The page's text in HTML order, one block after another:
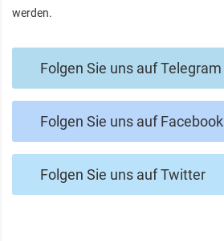
werden.
Folgen Sie uns auf Telegram
Folgen Sie uns auf Facebook
Folgen Sie uns auf Twitter